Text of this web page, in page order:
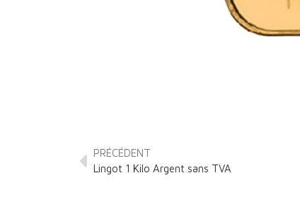
PRÉCÉDENT
Lingot 1 Kilo Argent sans TVA